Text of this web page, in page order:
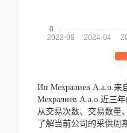
Ип Мехралиев А.а.о.来
Мехралиев А.а.о.近三
从交易次数、交易数量
了解当前公司的采供周